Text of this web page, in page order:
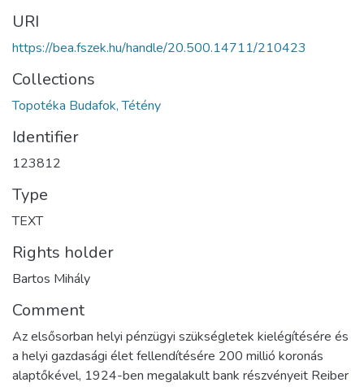
URI
https://bea.fszek.hu/handle/20.500.14711/210423
Collections
Topotéka Budafok, Tétény
Identifier
123812
Type
TEXT
Rights holder
Bartos Mihály
Comment
Az elsősorban helyi pénzügyi szükségletek kielégítésére és
a helyi gazdasági élet fellendítésére 200 millió koronás
alaptőkével, 1924-ben megalakult bank részvényeit Reiber